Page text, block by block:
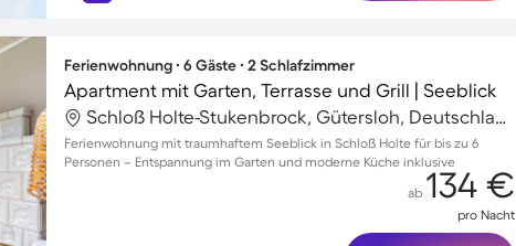
Ferienwohnung ∙ 6 Gäste ∙ 2 Schlafzimmer
Apartment mit Garten, Terrasse und Grill | Seeblick
Schloß Holte-Stukenbrock, Gütersloh, Deutschland
Ferienwohnung mit traumhaftem Seeblick in Schloß Holte für bis zu 6
Personen – Entspannung im Garten und moderne Küche inklusive
ab 134 €
pro Nacht